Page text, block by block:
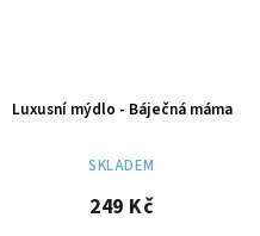
Luxusní mýdlo - Báječná máma
SKLADEM
249 Kč